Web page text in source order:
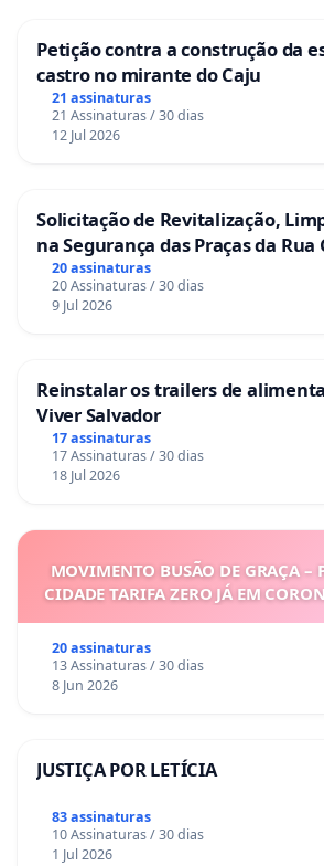
Petição contra a construção da
castro no mirante do Caju
21 assinaturas
21 Assinaturas / 30 dias
12 Jul 2026
Solicitação de Revitalização,
na Segurança das Praças da Rua
Sete Ilhas
20 assinaturas
20 Assinaturas / 30 dias
9 Jul 2026
Reinstalar os trailers de
Viver Salvador
17 assinaturas
17 Assinaturas / 30 dias
18 Jul 2026
MOVIMENTO BUSÃO DE GRAÇA –
CIDADE TARIFA ZERO JÁ EM
20 assinaturas
13 Assinaturas / 30 dias
8 Jun 2026
JUSTIÇA POR LETÍCIA
83 assinaturas
10 Assinaturas / 30 dias
1 Jul 2026